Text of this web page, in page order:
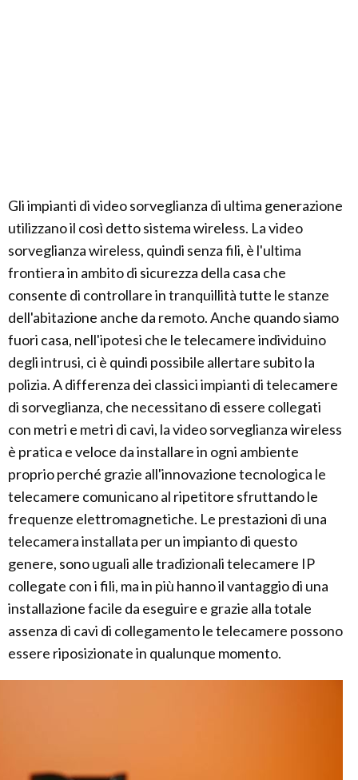
Gli impianti di video sorveglianza di ultima generazione
utilizzano il così detto sistema wireless. La video
sorveglianza wireless, quindi senza fili, è l'ultima
frontiera in ambito di sicurezza della casa che
consente di controllare in tranquillità tutte le stanze
dell'abitazione anche da remoto. Anche quando siamo
fuori casa, nell'ipotesi che le telecamere individuino
degli intrusi, ci è quindi possibile allertare subito la
polizia. A differenza dei classici impianti di telecamere
di sorveglianza, che necessitano di essere collegati
con metri e metri di cavi, la video sorveglianza wireless
è pratica e veloce da installare in ogni ambiente
proprio perché grazie all'innovazione tecnologica le
telecamere comunicano al ripetitore sfruttando le
frequenze elettromagnetiche. Le prestazioni di una
telecamera installata per un impianto di questo
genere, sono uguali alle tradizionali telecamere IP
collegate con i fili, ma in più hanno il vantaggio di una
installazione facile da eseguire e grazie alla totale
assenza di cavi di collegamento le telecamere possono
essere riposizionate in qualunque momento.